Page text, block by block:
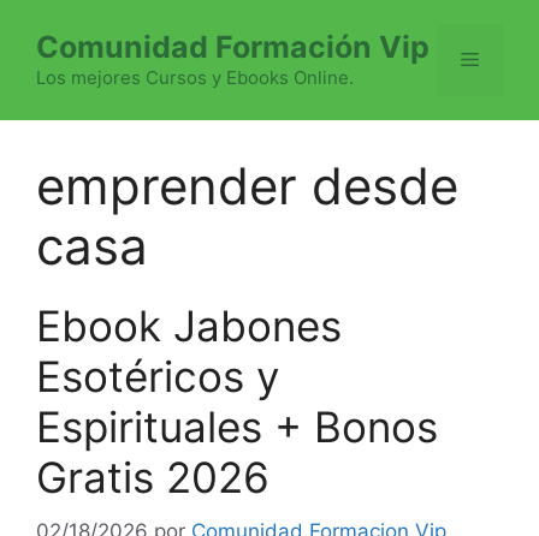
contenido
Comunidad Formación Vip
Los mejores Cursos y Ebooks Online.
Menú
emprender desde
casa
Ebook Jabones
Esotéricos y
Espirituales + Bonos
Gratis 2026
02/18/2026 por Comunidad Formacion Vip